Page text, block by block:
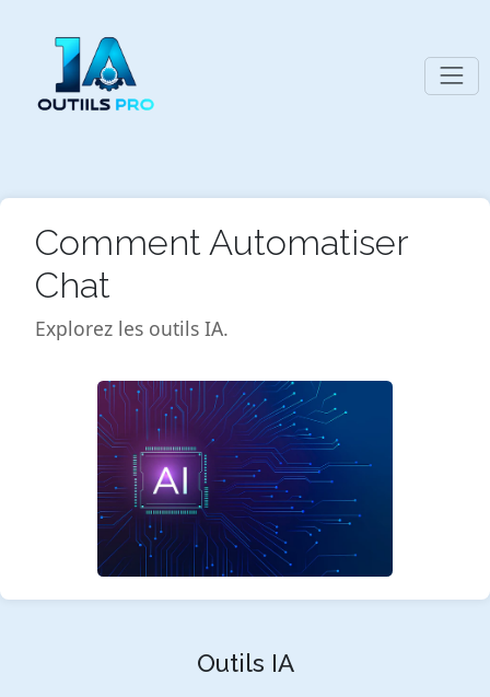
Comment Automatiser
Chat
Explorez les outils IA.
Outils IA